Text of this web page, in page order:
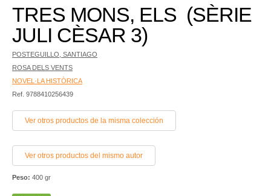
TRES MONS, ELS (SÈRIE
JULI CÈSAR 3)
POSTEGUILLO, SANTIAGO
ROSA DELS VENTS
NOVEL·LA HISTÒRICA
Ref. 9788410256439
Ver otros productos de la misma colección
Ver otros productos del mismo autor
Peso: 400 gr